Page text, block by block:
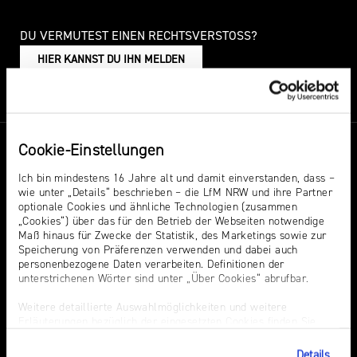
Cookie-Einstellungen
Ich bin mindestens 16 Jahre alt und damit einverstanden, dass –
wie unter „Details“ beschrieben – die LfM NRW und ihre Partner
optionale Cookies und ähnliche Technologien (zusammen
„Cookies“) über das für den Betrieb der Webseiten notwendige
Maß hinaus für Zwecke der Statistik, des Marketings sowie zur
Speicherung von Präferenzen verwenden und dabei auch
personenbezogene Daten verarbeiten. Definitionen der
unterstrichenen Wörter sind unter „Über Cookies“ abrufbar.
Weitere detaillierte Auswahlmöglichkeiten und weitere
„Einwilligung ändern“ in der Datenschutzerklärung aufgerufen
Werbung
für
mediale
Partizipation
gegen
Desinformation
Safer
Internet
Day
Elternabende
DU VERMUTEST EINEN RECHTSVERSTOSS?
HIER KANNST DU IHN MELDEN
Themen
Hass
Sexting. Porno. Missbrauch.
Events
Audiopreis
Audio Summit NRW